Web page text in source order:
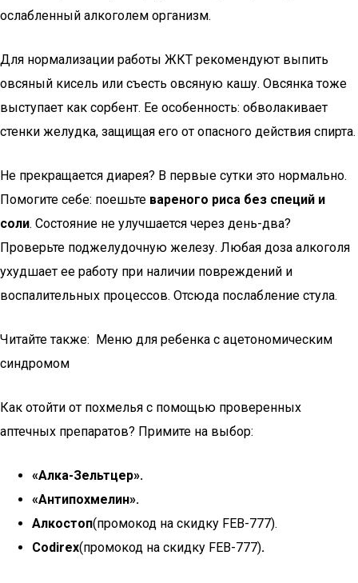
ослабленный алкоголем организм.
Для нормализации работы ЖКТ рекомендуют выпить
овсяный кисель или съесть овсяную кашу. Овсянка тоже
выступает как сорбент. Ее особенность: обволакивает
стенки желудка, защищая его от опасного действия спирта.
Не прекращается диарея? В первые сутки это нормально.
Помогите себе: поешьте вареного риса без специй и
соли. Состояние не улучшается через день-два?
Проверьте поджелудочную железу. Любая доза алкоголя
ухудшает ее работу при наличии повреждений и
воспалительных процессов. Отсюда послабление стула.
Читайте также: Меню для ребенка с ацетономическим
синдромом
Как отойти от похмелья с помощью проверенных
аптечных препаратов? Примите на выбор:
«Алка-Зельтцер».
«Антипохмелин».
Алкостоп(промокод на скидку FEB-777).
Codirex(промокод на скидку FEB-777).